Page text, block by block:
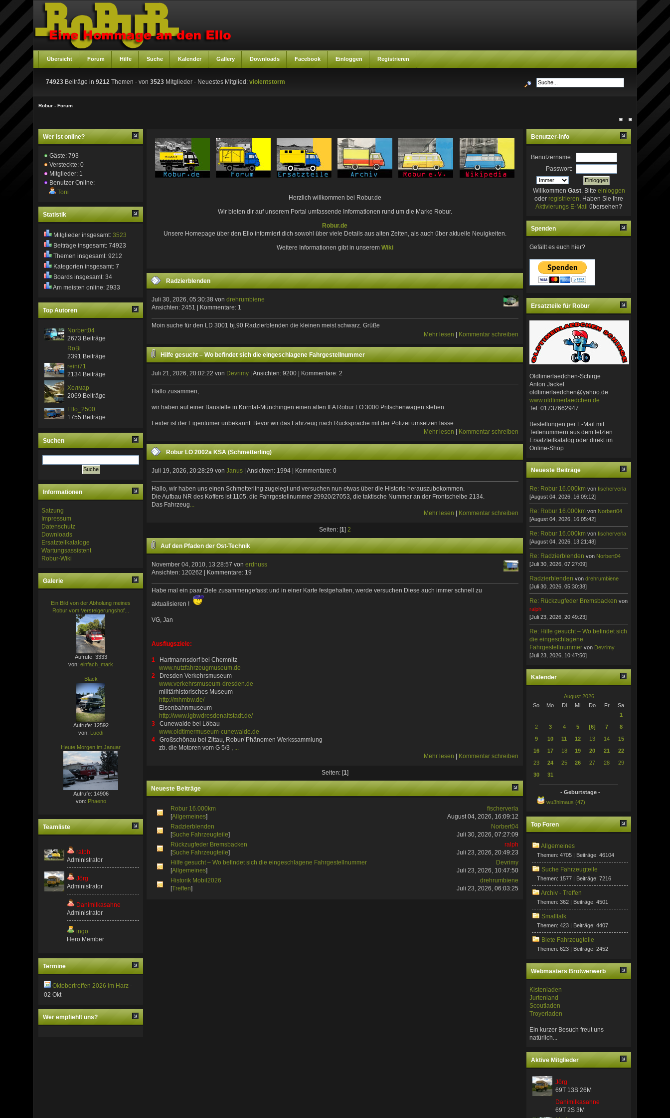
Übersicht Forum Hilfe Suche Kalender Gallery Downloads Facebook Einloggen Registrieren
74923 Beiträge in9212 Themen - von3523 Mitglieder - Neuestes Mitglied:violentstorm
Robur - Forum
Wer ist online?
Gäste: 793
Versteckte: 0
Mitglieder: 1
Benutzer Online:
Toni
Statistik
Mitglieder insgesamt:3523
Beiträge insgesamt: 74923
Themen insgesamt: 9212
Kategorien insgesamt: 7
Boards insgesamt: 34
Am meisten online: 2933
Top Autoren
Norbert04
2673 Beiträge
RoBi
2391 Beiträge
reini71
2134 Beiträge
Хелмар
2069 Beiträge
Ello_2500
1755 Beiträge
Suchen
Informationen
Satzung
Impressum
Datenschutz
Downloads
Ersatzteilkataloge
Wartungsassistent
Robur-Wiki
Galerie
Ein Bild von der Abholung meines
Robur vom Versteigerungshof...
Aufrufe: 3333
von:einfach_mark
Black
Aufrufe: 12592
von: Luedi
Heute Morgen im Januar
Aufrufe: 14906
von: Phaeno
Teamliste
ralph
Administrator
Jörg
Administrator
Danimilkasahne
Administrator
ingo
Hero Member
Termine
Oktobertreffen 2026 im Harz -
02 Okt
Wer empfiehlt uns?
Herzlich willkommen bei Robur.de
Wir bieten dir auf unserem Portal umfassende Informationen rund um die Marke Robur.
Robur.de
Unsere Homepage über den Ello informiert dich sowohl über viele Details aus alten Zeiten, als auch über aktuelle Neuigkeiten.
Weitere Informationen gibt in unserem Wiki
Radzierblenden
Juli 30, 2026, 05:30:38 von drehrumbiene
Ansichten: 2451 | Kommentare: 1
Moin suche für den LD 3001 bj.90 Radzierblenden die kleinen meist schwarz. Grüße
Mehr lesen | Kommentar schreiben
Hilfe gesucht – Wo befindet sich die eingeschlagene Fahrgestellnummer
Juli 21, 2026, 20:02:22 von Devrimy| Ansichten: 9200 | Kommentare: 2
Hallo zusammen,
wir haben auf einer Baustelle in Korntal-Münchingen einen alten IFA Robur LO 3000 Pritschenwagen stehen.
Leider ist der Eigentümer unbekannt. Bevor wir das Fahrzeug nach Rücksprache mit der Polizei umsetzen lasse
Mehr lesen
Kommentar schreiben
Robur LO 2002a KSA (Schmetterling)
Juli 19, 2026, 20:28:29 von Janus| Ansichten: 1994 | Kommentare: 0
Hallo, wir haben uns einen Schmetterling zugelegt und versuchen nun etwas über die Historie herauszubekommen.
Die Aufbau NR des Koffers ist 1105, die Fahrgestellnummer 29920/27053, die taktische Nummer an der Frontscheibe 2134.
Das Fahrzeug...
Mehr lesen
Kommentar schreiben
Seiten: [1] 2
Auf den Pfaden der Ost-Technik
November 04, 2010, 13:28:57 von erdnuss
Ansichten: 120262 | Kommentare: 19
Habe mal ein paar Ziele zusammengefasst und in einer Karte festgehalten, werde versuchen Diese auch immer schnell zu
aktualisieren !
VG, Jan
Ausflugsziele:
1Hartmannsdorf bei Chemnitz
www.nutzfahrzeugmuseum.de
2Dresden Verkehrsmuseum
www.verkehrsmuseum-dresden.de
militärhistorisches Museum
http://mhmbw.de/
Eisenbahnmuseum
http://www.igbwdresdenaltstadt.de/
3Cunewalde bei Löbau
www.oldtimermuseum-cunewalde.de
4Großschönau bei Zittau, Robur/ Phänomen Werkssammlung
zb. die Motoren vom G 5/3 , ...
Mehr lesen
Kommentar schreiben
Seiten: [1]
Neueste Beiträge
Robur 16.000km
[Allgemeines]
fischerverla
August 04, 2026, 16:09:12
Radzierblenden
[Suche Fahrzeugteile]
Norbert04
Juli 30, 2026, 07:27:09
Rückzugfeder Bremsbacken
[Suche Fahrzeugteile]
ralph
Juli 23, 2026, 20:49:23
Hilfe gesucht – Wo befindet sich die eingeschlagene Fahrgestellnummer
[Allgemeines]
Devrimy
Juli 23, 2026, 10:47:50
Historik Mobil2026
[Treffen]
drehrumbiene
Juli 23, 2026, 06:03:25
Benutzer-Info
Benutzername:
Passwort:
Willkommen Gast. Bitte einloggen
oder registrieren . Haben Sie Ihre
Aktivierungs E-Mail übersehen?
Spenden
Gefällt es euch hier?
Ersatzteile für Robur
Oldtimerlaedchen-Schirge
Anton Jäckel
oldtimerlaedchen@yahoo.de
www.oldtimerlaedchen.de
Tel: 01737662947
Bestellungen per E-Mail mit
Teilenummern aus dem letzten
Ersatzteilkatalog oder direkt im
Online-Shop
Neueste Beiträge
Re: Robur 16.000km vonfischerverla
[August 04, 2026, 16:09:12]
Re: Robur 16.000km von Norbert04
[August 04, 2026, 16:05:42]
Re: Robur 16.000km vonfischerverla
[August 04, 2026, 13:21:48]
Re: Radzierblendenvon Norbert04
[Juli 30, 2026, 07:27:09]
Radzierblendenvondrehrumbiene
[Juli 30, 2026, 05:30:38]
Re: Rückzugfeder Bremsbacken von
ralph
[Juli 23, 2026, 20:49:23]
Re: Hilfe gesucht – Wo befindet sich
die eingeschlagene
Fahrgestellnummer von Devrimy
[Juli 23, 2026, 10:47:50]
Kalender
August 2026
So
Mo Di Mi Do Fr
Sa
1
2
3 4 5 [6] 7
8
9
10 11 12 13 14
15
16
17 18 19 20 21
22
23
24 25 26 27 28
29
30
31
- Geburtstage -
wu3hlmaus (47)
Top Foren
Allgemeines
Themen: 4705 | Beiträge: 46104
Suche Fahrzeugteile
Themen: 1577 | Beiträge: 7216
Archiv - Treffen
Themen: 362 | Beiträge: 4501
Smalltalk
Themen: 423 | Beiträge: 4407
Biete Fahrzeugteile
Themen: 623 | Beiträge: 2452
Webmasters Brotwerwerb
Kistenladen
Jurtenland
Scoutladen
Troyerladen
Ein kurzer Besuch freut uns
natürlich...
Aktive Mitglieder
Jörg
69T 13S 26M
Danimilkasahne
69T 2S 3M